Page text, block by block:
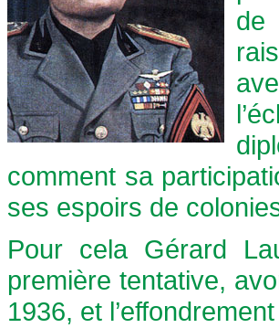
de
comment sa
ses espoirs de
Pour cela Gérard
première tentative,
1936, et